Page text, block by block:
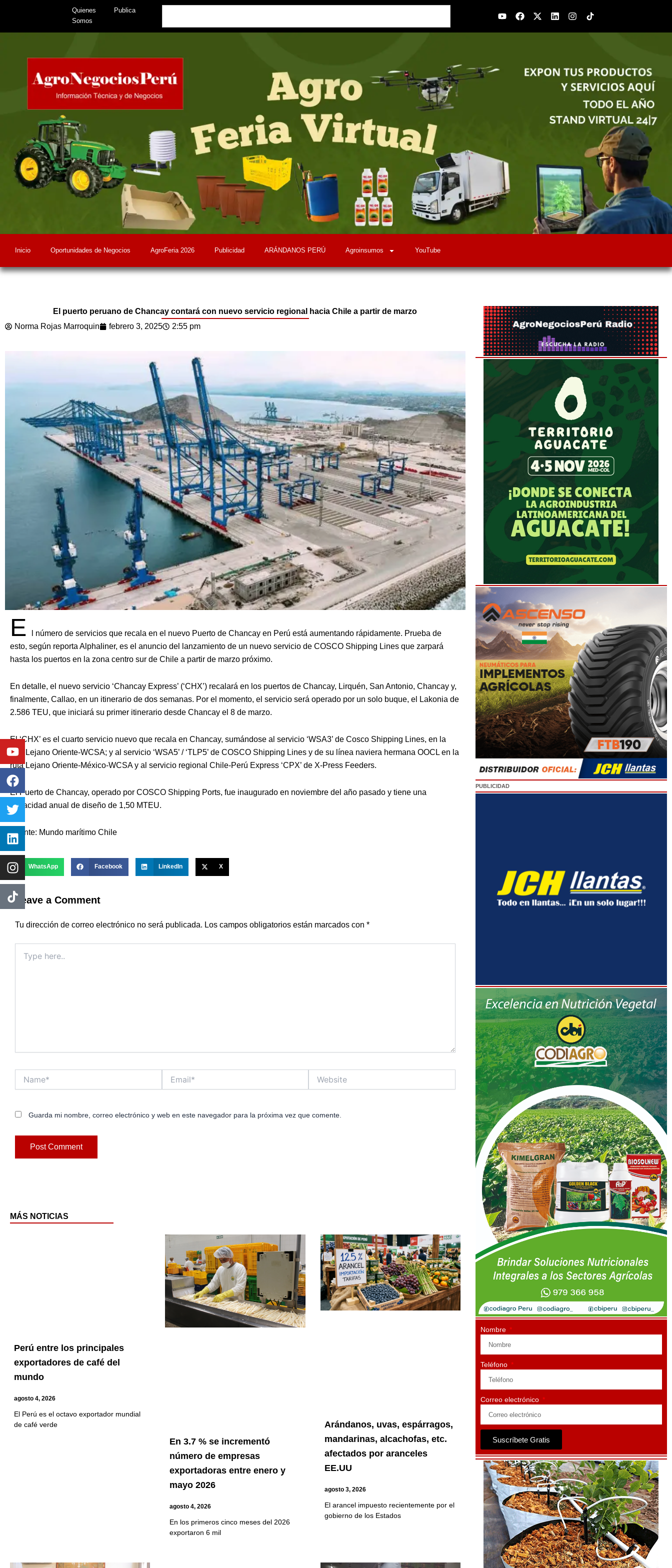
content
Quienes
Somos
Publica YoutubeFacebook
X-
twitter
LinkedinInstagram
Inicio Oportunidades de Negocios AgroFeria 2026 Publicidad ARÁNDANOS PERÚ Agroinsumos YouTube
El puerto peruano de Chancay contará con nuevo servicio regional hacia Chile a partir de marzo
Norma Rojas Marroquin
febrero 3, 2025 2:55 pm
E
l número de servicios que recala en el nuevo Puerto de Chancay en Perú está aumentando rápidamente. Prueba de
esto, según reporta Alphaliner, es el anuncio del lanzamiento de un nuevo servicio de COSCO Shipping Lines que zarpará
hasta los puertos en la zona centro sur de Chile a partir de marzo próximo.
En detalle, el nuevo servicio ‘Chancay Express’ (‘CHX’) recalará en los puertos de Chancay, Lirquén, San Antonio, Chancay y,
finalmente, Callao, en un itinerario de dos semanas. Por el momento, el servicio será operado por un solo buque, el Lakonia de
2.586 TEU, que iniciará su primer itinerario desde Chancay el 8 de marzo.
El ‘CHX’ es el cuarto servicio nuevo que recala en Chancay, sumándose al servicio ‘WSA3’ de Cosco Shipping Lines, en la
ruta Lejano Oriente-WCSA; y al servicio ‘WSA5’ / ‘TLP5’ de COSCO Shipping Lines y de su línea naviera hermana OOCL en la
ruta Lejano Oriente-México-WCSA y al servicio regional Chile-Perú Express ‘CPX’ de X-Press Feeders.
El Puerto de Chancay, operado por COSCO Shipping Ports, fue inaugurado en noviembre del año pasado y tiene una
capacidad anual de diseño de 1,50 MTEU.
Fuente: Mundo marítimo Chile
WhatsApp Facebook LinkedIn X
Leave a Comment
Tu dirección de correo electrónico no será publicada. Los campos obligatorios están marcados con *
here..
Guarda mi nombre, correo electrónico y web en este navegador para la próxima vez que comente.
MÁS NOTICIAS
Perú entre los principales
exportadores de café del
mundo
agosto 4, 2026
El Perú es el octavo exportador mundial
de café verde
En 3.7 % se incrementó
número de empresas
exportadoras entre enero y
mayo 2026
agosto 4, 2026
En los primeros cinco meses del 2026
exportaron 6 mil
Arándanos, uvas, espárragos,
mandarinas, alcachofas, etc.
afectados por aranceles
EE.UU
agosto 3, 2026
El arancel impuesto recientemente por el
gobierno de los Estados
PagePage Page
PUBLICIDAD
Nombre
Teléfono
Correo electrónico
Suscríbete Gratis
Youtube
Facebook
Twitter
Linkedin
Instagram